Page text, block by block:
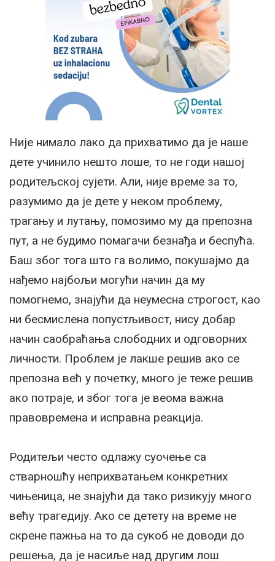
Није нимало лако да прихватимо да је наше
дете учинило нешто лоше, то не годи нашој
родитељској сујети. Али, није време за то,
разумимо да је дете у неком проблему,
трагању и лутању, помозимо му да препозна
пут, а не будимо помагачи безнађа и беспућа.
Баш због тога што га волимо, покушајмо да
нађемо најбољи могући начин да му
помогнемо, знајући да неумесна строгост, као
ни бесмислена попустљивост, нису добар
начин саобраћања слободних и одговорних
личности. Проблем је лакше решив ако се
препозна већ у почетку, много је теже решив
ако потраје, и због тога је веома важна
правовремена и исправна реакција.
Родитељи често одлажу суочење са
стварношћу неприхватањем конкретних
чињеница, не знајући да тако ризикују много
већу трагедију. Ако се детету на време не
скрене пажња на то да сукоб не доводи до
решења, да је насиље над другим лош